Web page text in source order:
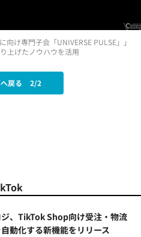
け専門子会「UNIVERSE PULSE」」
上げたノウハウを活用
戻る 2/2
、TikTok Shop向け受注・物流
動化する新機能をリリース